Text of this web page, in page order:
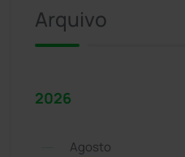
Arquivo
2026
Agosto